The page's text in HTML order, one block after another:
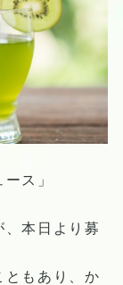
ス」
、本日より募
ともあり、か